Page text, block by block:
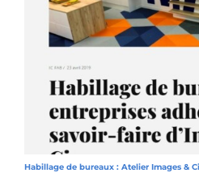
Habillage de bureaux : Atelier Images &